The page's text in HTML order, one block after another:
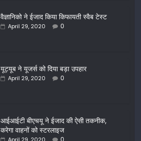
वैज्ञानिको ने ईजाद किया किफायती स्वैब टेस्ट
April 29, 2020 0
यूट्यूब ने यूजर्स को दिया बड़ा उपहार
April 29, 2020 0
आईआईटी बीएचयू ने ईजाद की ऐसी तकनीक,
करेगा वाहनों को स्टरलाइज